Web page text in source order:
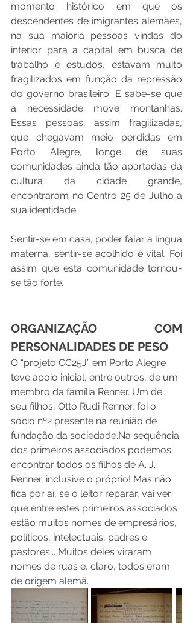
momento histórico em que os
descendentes de imigrantes alemães,
na sua maioria pessoas vindas do
interior para a capital em busca de
trabalho e estudos, estavam muito
fragilizados em função da repressão
do governo brasileiro. E sabe-se que
a necessidade move montanhas.
Essas pessoas, assim fragilizadas,
que chegavam meio perdidas em
Porto Alegre, longe de suas
comunidades ainda tão apartadas da
cultura da cidade grande,
encontraram no Centro 25 de Julho a
sua identidade.
Sentir-se em casa, poder falar a língua
materna, sentir-se acolhido é vital. Foi
assim que esta comunidade tornou-
se tão forte.
ORGANIZAÇÃO COM
PERSONALIDADES DE PESO
O “projeto CC25J” em Porto Alegre
teve apoio inicial, entre outros, de um
membro da família Renner. Um de
seu filhos, Otto Rudi Renner, foi o
sócio nº2 presente na reunião de
fundação da sociedade.Na sequência
dos primeiros associados podemos
encontrar todos os filhos de A. J.
Renner, inclusive o próprio! Mas não
fica por aí, se o leitor reparar, vai ver
que entre estes primeiros associados
estão muitos nomes de empresários,
políticos, intelectuais, padres e
pastores... Muitos deles viraram
nomes de ruas e, claro, todos eram
de origem alemã.